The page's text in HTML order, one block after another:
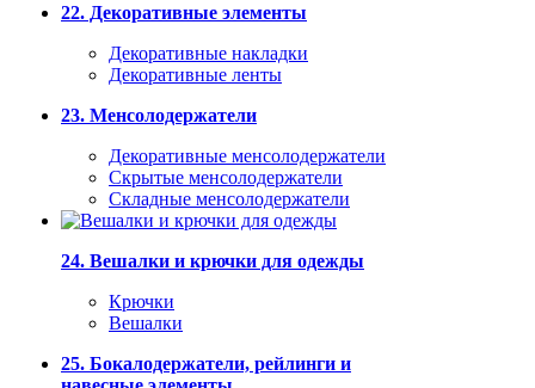
22. Декоративные элементы
Декоративные накладки
Декоративные ленты
23. Менсолодержатели
Декоративные менсолодержатели
Скрытые менсолодержатели
Складные менсолодержатели
24. Вешалки и крючки для одежды
Крючки
Вешалки
25. Бокалодержатели, рейлинги и